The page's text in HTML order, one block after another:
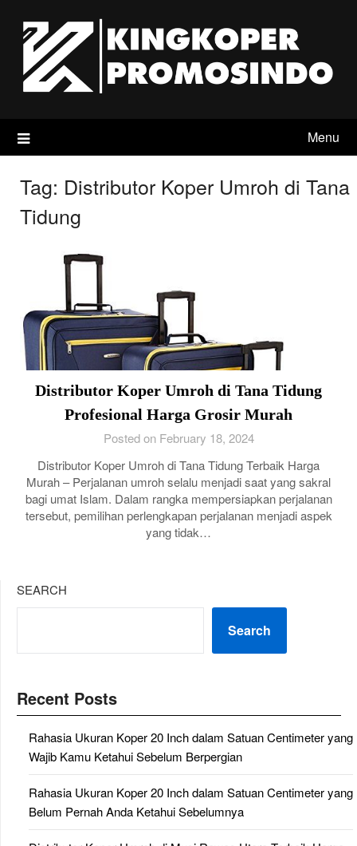
content
Menu
Tag: Distributor Koper Umroh di Tana
Tidung
Distributor Koper Umroh di Tana Tidung
Profesional Harga Grosir Murah
Posted on February 18, 2024
Distributor Koper Umroh di Tana Tidung Terbaik Harga
Murah – Perjalanan umroh selalu menjadi saat yang sakral
bagi umat Islam. Dalam rangka mempersiapkan perjalanan
tersebut, pemilihan perlengkapan perjalanan menjadi aspek
yang tidak…
SEARCH
Search
Recent Posts
Rahasia Ukuran Koper 20 Inch dalam Satuan Centimeter yang
Wajib Kamu Ketahui Sebelum Berpergian
Rahasia Ukuran Koper 20 Inch dalam Satuan Centimeter yang
Belum Pernah Anda Ketahui Sebelumnya